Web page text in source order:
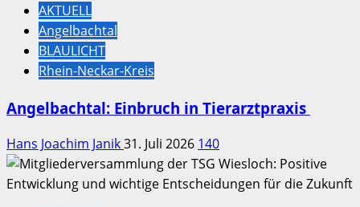
AKTUELL
Angelbachtal
BLAULICHT
Rhein-Neckar-Kreis
Angelbachtal: Einbruch in Tierarztpraxis
Hans Joachim Janik31. Juli 2026 140